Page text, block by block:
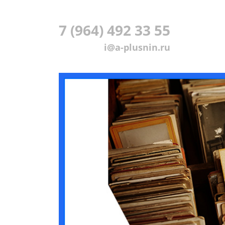
7 (964) 492 33 55
i@a-plusnin.ru